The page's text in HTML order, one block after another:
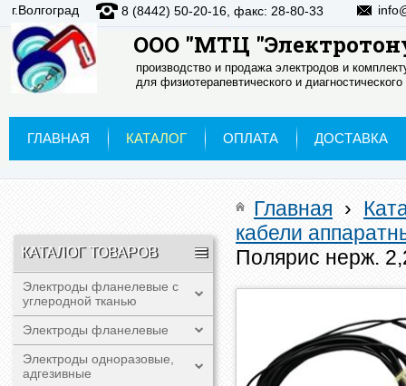
ООО "МТЦ
производство и продажа электродов и
для физиотерапевтического и
г.Волгоград 8 (8442) 50-20-16, факс: 28-80-33
ГЛАВНАЯ КАТАЛОГ ОПЛАТА ДОСТАВКА
КАТАЛОГ ТОВАРОВ
Электроды фланелевые с
углеродной тканью
Электроды фланелевые
Электроды одноразовые,
адгезивные
Главная ›
кабели
Полярис нерж.